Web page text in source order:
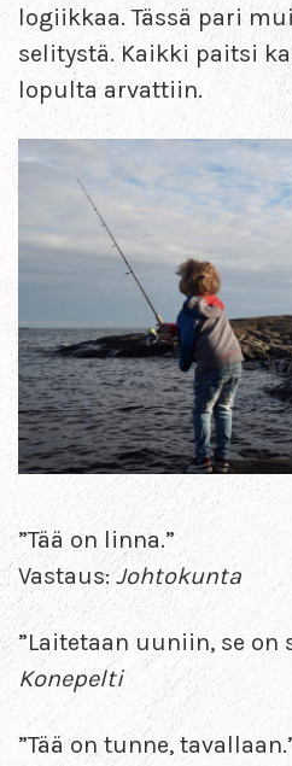
logiikkaa. Tässä pari
selitystä. Kaikki paitsi
lopulta arvattiin.
”Tää on linna.”
Vastaus:Johtokunta
”Laitetaan uuniin, se on
Konepelti
”Tää on tunne,